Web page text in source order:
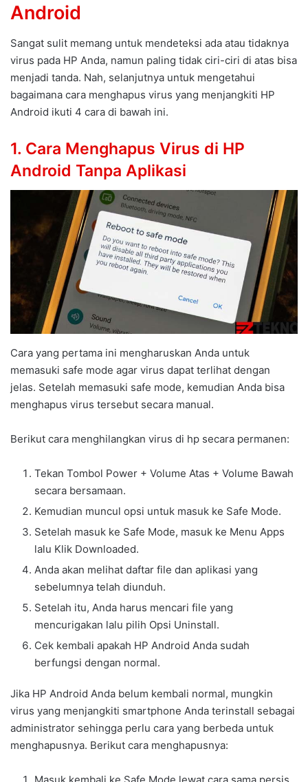
Android
Sangat sulit memang untuk mendeteksi ada atau tidaknya
virus pada HP Anda, namun paling tidak ciri-ciri di atas bisa
menjadi tanda. Nah, selanjutnya untuk mengetahui
bagaimana cara menghapus virus yang menjangkiti HP
Android ikuti 4 cara di bawah ini.
1. Cara Menghapus Virus di HP
Android Tanpa Aplikasi
Cara yang pertama ini mengharuskan Anda untuk
memasuki safe mode agar virus dapat terlihat dengan
jelas. Setelah memasuki safe mode, kemudian Anda bisa
menghapus virus tersebut secara manual.
Berikut cara menghilangkan virus di hp secara permanen:
Tekan Tombol Power + Volume Atas + Volume Bawah
secara bersamaan.
Kemudian muncul opsi untuk masuk ke Safe Mode.
Setelah masuk ke Safe Mode, masuk ke Menu Apps
lalu Klik Downloaded.
Anda akan melihat daftar file dan aplikasi yang
sebelumnya telah diunduh.
Setelah itu, Anda harus mencari file yang
mencurigakan lalu pilih Opsi Uninstall.
Cek kembali apakah HP Android Anda sudah
berfungsi dengan normal.
Jika HP Android Anda belum kembali normal, mungkin
virus yang menjangkiti smartphone Anda terinstall sebagai
administrator sehingga perlu cara yang berbeda untuk
menghapusnya. Berikut cara menghapusnya: